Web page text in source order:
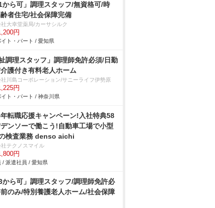
1から可」調理スタッフ/無資格可/時
者住宅/社会保障完備
大幸堂薬局/カーサシルク
円
イト・パート / 愛知県
祉調理スタッフ」調理師免許必須/日勤
護付き有料老人ホーム
川島コーポレーション/サニーライフ伊勢原
円
イト・パート / 神奈川県
転職応援キャンペーン!入社特典58
ンソーで働こう!自動車工場で小型
検査業務 denso aichi
テクノスマイル
円
/ 派遣社員 / 愛知県
3から可」調理スタッフ/調理師免許必
のみ/特別養護老人ホーム/社会保障